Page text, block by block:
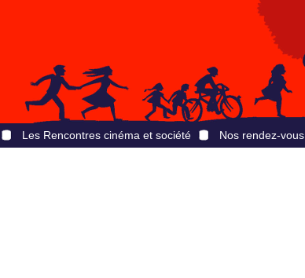
Les Rencontres cinéma et société Nos rendez-vous